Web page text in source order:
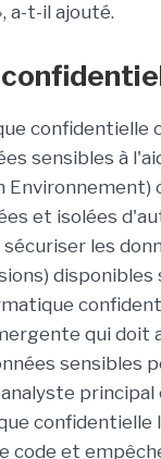
a-t-il ajouté.
confidentielle
sensibles à
et isolées
les
qui doit
sensibles
principal
confidentielle
code et